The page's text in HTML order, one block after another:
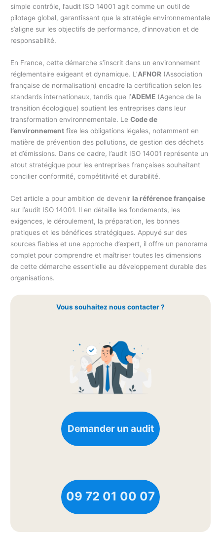
simple contrôle, l’audit ISO 14001 agit comme un outil de
pilotage global, garantissant que la stratégie environnementale
s’aligne sur les objectifs de performance, d’innovation et de
responsabilité.
En France, cette démarche s’inscrit dans un environnement
réglementaire exigeant et dynamique. L’AFNOR (Association
française de normalisation) encadre la certification selon les
standards internationaux, tandis que l’ADEME (Agence de la
transition écologique) soutient les entreprises dans leur
transformation environnementale. LeCode de
l’environnement fixe les obligations légales, notamment en
matière de prévention des pollutions, de gestion des déchets
et d’émissions. Dans ce cadre, l’audit ISO 14001 représente un
atout stratégique pour les entreprises françaises souhaitant
concilier conformité, compétitivité et durabilité.
Cet article a pour ambition de devenir la référence française
sur l’audit ISO 14001. Il en détaille les fondements, les
exigences, le déroulement, la préparation, les bonnes
pratiques et les bénéfices stratégiques. Appuyé sur des
sources fiables et une approche d’expert, il offre un panorama
complet pour comprendre et maîtriser toutes les dimensions
de cette démarche essentielle au développement durable des
organisations.
Vous souhaitez nous contacter ?
Demander un audit
09 72 01 00 07